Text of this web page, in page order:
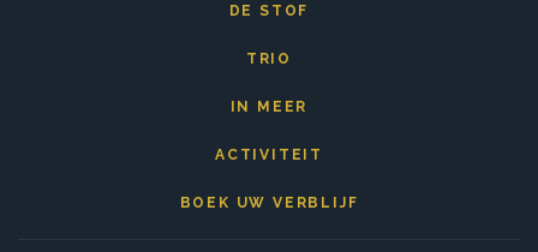
DE STOF
TRIO
IN MEER
ACTIVITEIT
BOEK UW VERBLIJF